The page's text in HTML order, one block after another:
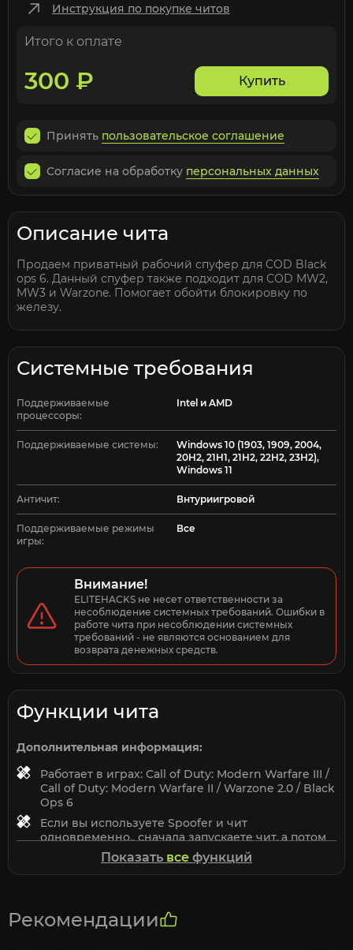
Инструкция по покупке читов
Итого к оплате
300 ₽ Купить
Принять пользовательское соглашение
Согласие на обработку персональных данных
Описание чита
Продаем приватный рабочий спуфер для COD Black
ops 6. Данный спуфер также подходит для COD MW2,
MW3 и Warzone. Помогает обойти блокировку по
железу.
Системные требования
Поддерживаемые
процессоры:
Intel и AMD
Поддерживаемые системы:
Windows 10 (1903, 1909, 2004,
20H2, 21H1, 21H2, 22H2, 23H2),
Windows 11
Античит: Внтуриигровой
Поддерживаемые режимы
игры:
Все
Внимание!
ELITEHACKS не несет ответственности за
несоблюдение системных требований. Ошибки в
работе чита при несоблюдении системных
требований - не являются основанием для
возврата денежных средств.
Функции чита
Дополнительная информация:
Работает в играх: Call of Duty: Modern Warfare III /
Call of Duty: Modern Warfare II / Warzone 2.0 / Black
Ops 6
Eсли вы используете Spoofer и чит
одновременно.. сначала запускаете чит, а потом
запускаете Spoofer( требуется перед этим
перезагрузка пк)
возвращаются в первоначальное значение
Показать все функций
Рекомендации